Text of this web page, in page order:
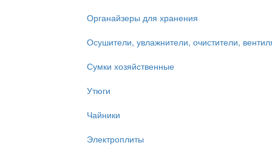
Органайзеры для хранения
Осушители, увлажнители, очистители,
Сумки хозяйственные
Утюги
Чайники
Электроплиты